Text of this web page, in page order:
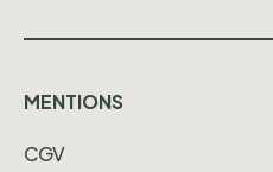
MENTIONS
CGV